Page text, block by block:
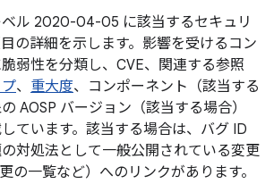
ル 2020-04-05 に該当するセキュリ
の詳細を示します。影響を受けるコン
弱性を分類し、CVE、関連する参照
、 重大度、コンポーネント（該当する
AOSP バージョン（該当する場合）
ています。該当する場合は、バグ ID
対処法として一般公開されている変更
の一覧など）へのリンクがあります。